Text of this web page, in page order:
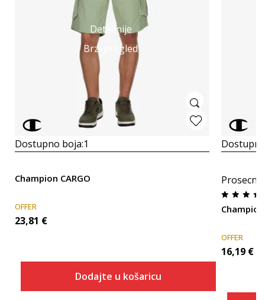
Detaljnije
Brzi pregled
Dostupno boja:1
Champion CARGO
OFFER
23,81 €
Dodajte u košaricu
OFFER
16,19 €